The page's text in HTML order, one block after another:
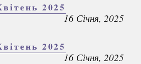
2025
16 Січня, 2025
2025
16 Січня, 2025